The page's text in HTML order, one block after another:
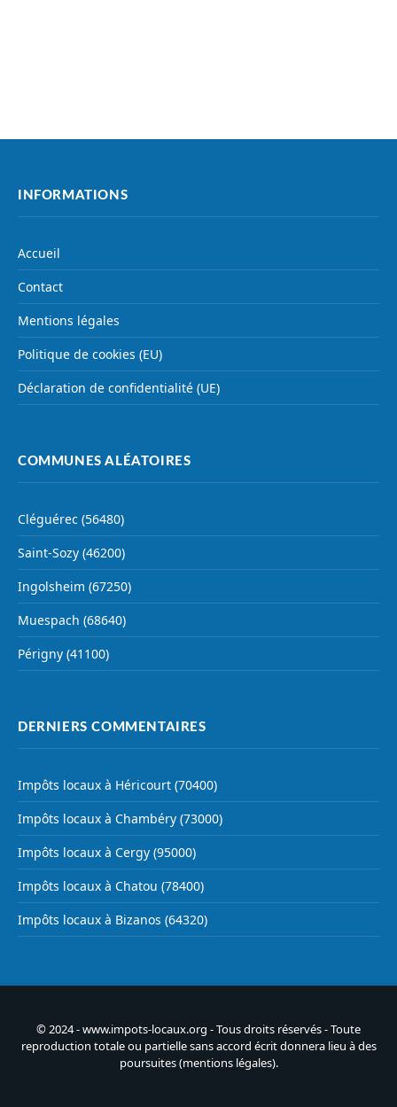
INFORMATIONS
Accueil
Contact
Mentions légales
Politique de cookies (EU)
Déclaration de confidentialité (UE)
COMMUNES ALÉATOIRES
Cléguérec (56480)
Saint-Sozy (46200)
Ingolsheim (67250)
Muespach (68640)
Périgny (41100)
DERNIERS COMMENTAIRES
Impôts locaux à Héricourt (70400)
Impôts locaux à Chambéry (73000)
Impôts locaux à Cergy (95000)
Impôts locaux à Chatou (78400)
Impôts locaux à Bizanos (64320)
© 2024 - www.impots-locaux.org - Tous droits réservés - Toute
reproduction totale ou partielle sans accord écrit donnera lieu à des
poursuites (mentions légales).